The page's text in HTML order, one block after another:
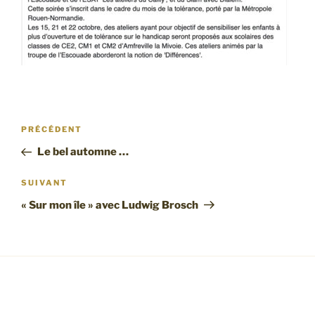
Navigation
l’article
Article
précédent
PRÉCÉDENT
Le bel automne …
Article
suivant
SUIVANT
« Sur mon île » avec Ludwig Brosch